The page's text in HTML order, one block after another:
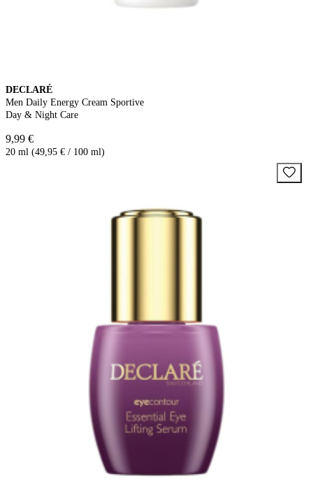
DECLARÉ
Men Daily Energy Cream Sportive
Day & Night Care
9,99 €
20 ml (49,95 € / 100 ml)